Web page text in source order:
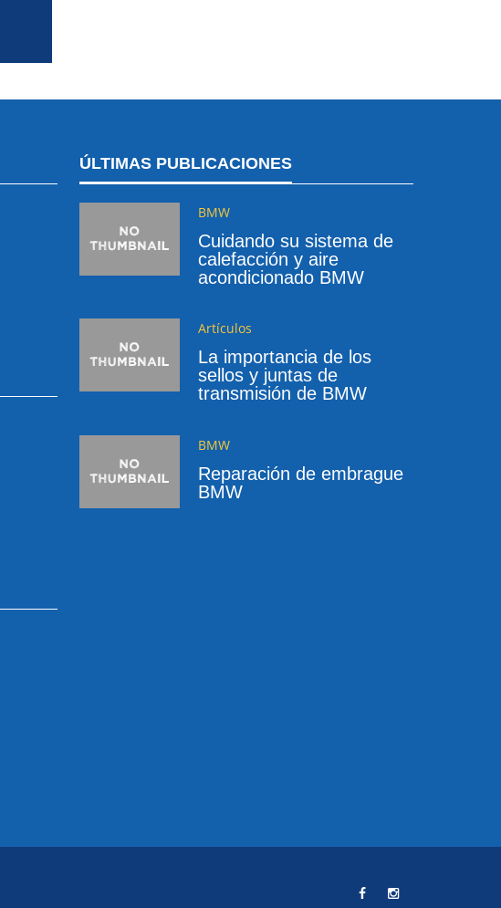
ÚLTIMAS PUBLICACIONES
BMW
Cuidando su sistema de
calefacción y aire
acondicionado BMW
Artículos
La importancia de los
sellos y juntas de
transmisión de BMW
BMW
Reparación de embrague
BMW